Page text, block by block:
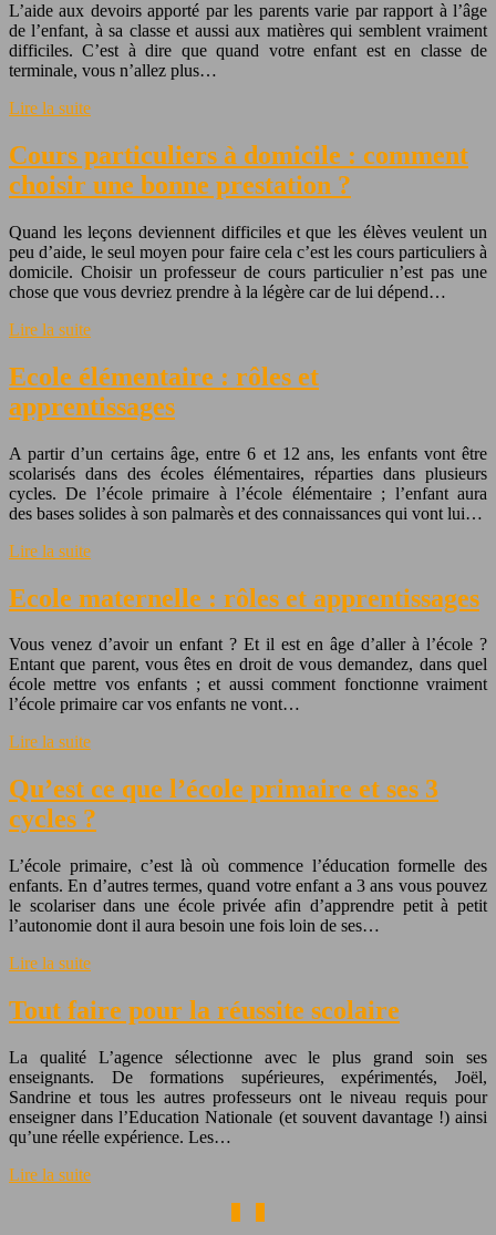
L’aide aux devoirs apporté par les parents varie par rapport à l’âge
de l’enfant, à sa classe et aussi aux matières qui semblent vraiment
difficiles. C’est à dire que quand votre enfant est en classe de
terminale, vous n’allez plus…
Lire la suite
Cours particuliers à domicile : comment
choisir une bonne prestation ?
Quand les leçons deviennent difficiles et que les élèves veulent un
peu d’aide, le seul moyen pour faire cela c’est les cours particuliers à
domicile. Choisir un professeur de cours particulier n’est pas une
chose que vous devriez prendre à la légère car de lui dépend…
Lire la suite
Ecole élémentaire : rôles et
apprentissages
A partir d’un certains âge, entre 6 et 12 ans, les enfants vont être
scolarisés dans des écoles élémentaires, réparties dans plusieurs
cycles. De l’école primaire à l’école élémentaire ; l’enfant aura
des bases solides à son palmarès et des connaissances qui vont lui…
Lire la suite
Ecole maternelle : rôles et apprentissages
Vous venez d’avoir un enfant ? Et il est en âge d’aller à l’école ?
Entant que parent, vous êtes en droit de vous demandez, dans quel
école mettre vos enfants ; et aussi comment fonctionne vraiment
l’école primaire car vos enfants ne vont…
Lire la suite
Qu’est ce que l’école primaire et ses 3
cycles ?
L’école primaire, c’est là où commence l’éducation formelle des
enfants. En d’autres termes, quand votre enfant a 3 ans vous pouvez
le scolariser dans une école privée afin d’apprendre petit à petit
l’autonomie dont il aura besoin une fois loin de ses…
Lire la suite
Tout faire pour la réussite scolaire
La qualité L’agence sélectionne avec le plus grand soin ses
enseignants. De formations supérieures, expérimentés, Joël,
Sandrine et tous les autres professeurs ont le niveau requis pour
enseigner dans l’Education Nationale (et souvent davantage !) ainsi
qu’une réelle expérience. Les…
Lire la suite